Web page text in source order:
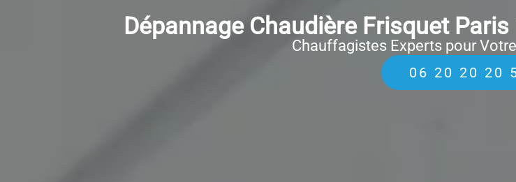
Dépannage Chaudière Frisquet
Chauffagistes Experts pour
06 20 20 20